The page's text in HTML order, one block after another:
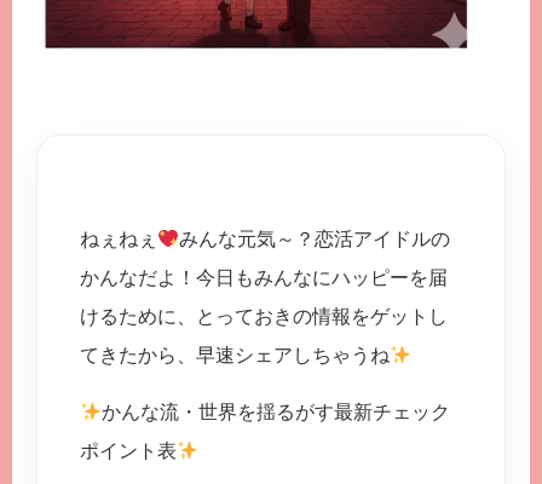
ねぇねぇ
みんな元気～？恋活アイドルの
かんなだよ！今日もみんなにハッピーを届
けるために、とっておきの情報をゲットし
てきたから、早速シェアしちゃうね
かんな流・世界を揺るがす最新チェック
ポイント表